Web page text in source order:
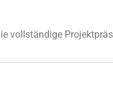
vollständige